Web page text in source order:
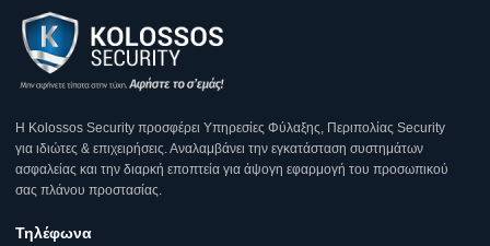
Η Κοlossos Security προσφέρει Υπηρεσίες Φύλαξης, Περιπολίας Security
για ιδιώτες & επιχειρήσεις. Αναλαμβάνει την εγκατάσταση συστημάτων
ασφαλείας και την διαρκή εποπτεία για άψογη εφαρμογή του προσωπικού
σας πλάνου προστασίας.
Τηλέφωνα